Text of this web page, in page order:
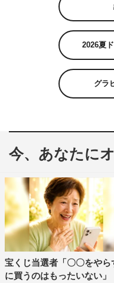
2026夏
グラ
今、あなたに
宝くじ当選者「〇〇をやら
に買うのはもったいない」